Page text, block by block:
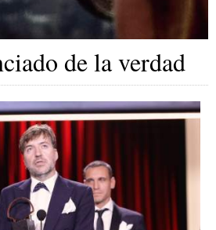
de la verdad